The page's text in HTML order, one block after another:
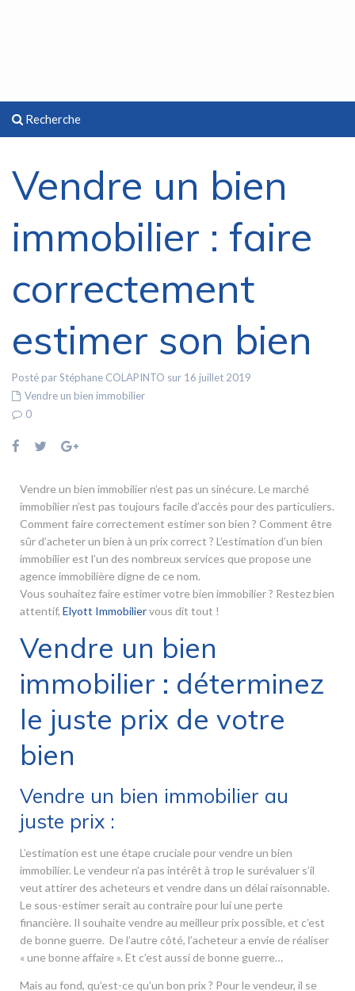
Recherche
Vendre un bien
immobilier : faire
correctement
estimer son bien
Posté par Stéphane COLAPINTO sur 16 juillet 2019
Vendre un bien immobilier
0
Vendre un bien immobilier n’est pas un sinécure. Le marché
immobilier n’est pas toujours facile d’accès pour des particuliers.
Comment faire correctement estimer son bien ? Comment être
sûr d’acheter un bien à un prix correct ? L’estimation d’un bien
immobilier est l’un des nombreux services que propose une
agence immobilière digne de ce nom.
Vous souhaitez faire estimer votre bien immobilier ? Restez bien
attentif, Elyott Immobiliervous dit tout !
Vendre un bien
immobilier : déterminez
le juste prix de votre
bien
Vendre un bien immobilier au
juste prix :
L’estimation est une étape cruciale pour vendre un bien
immobilier. Le vendeur n’a pas intérêt à trop le surévaluer s’il
veut attirer des acheteurs et vendre dans un délai raisonnable.
Le sous-estimer serait au contraire pour lui une perte
financière. Il souhaite vendre au meilleur prix possible, et c’est
de bonne guerre. De l’autre côté, l’acheteur a envie de réaliser
« une bonne affaire ». Et c’est aussi de bonne guerre…
Mais au fond, qu’est-ce qu’un bon prix ? Pour le vendeur, il se